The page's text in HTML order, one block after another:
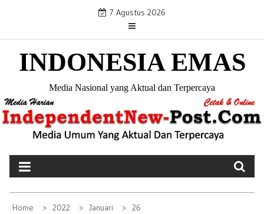
i
o
7 Agustus 2026
INDONESIA EMAS
Media Nasional yang Aktual dan Terpercaya
Home 2022 Januari
26